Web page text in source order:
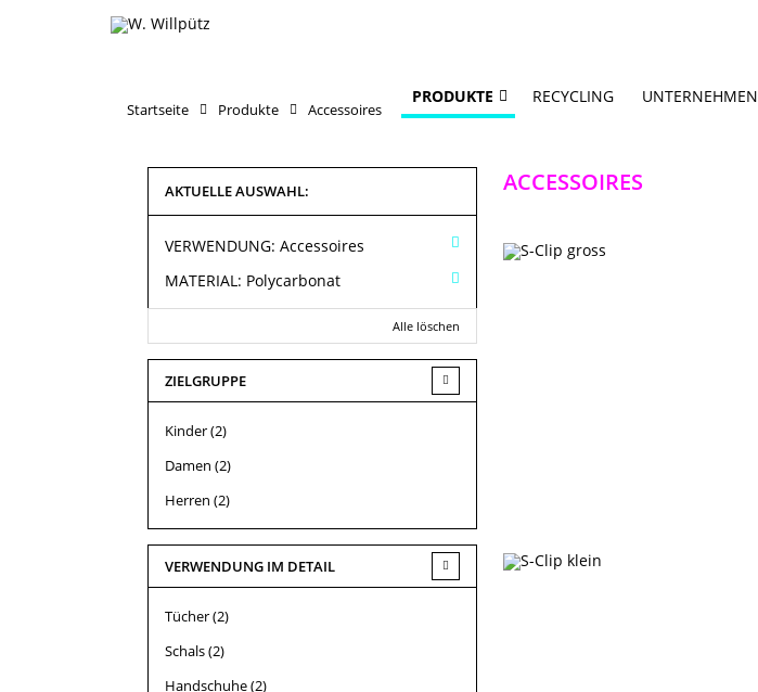
PRODUKTE RECYCLING UNTERNEHMEN
Startseite Produkte Accessoires
ACCESSOIRES
AKTUELLE AUSWAHL:
VERWENDUNG: Accessoires
MATERIAL: Polycarbonat
Alle löschen
ZIELGRUPPE
Kinder(2)
Damen (2)
Herren (2)
VERWENDUNG IM DETAIL
Tücher(2)
Schals(2)
Handschuhe(2)